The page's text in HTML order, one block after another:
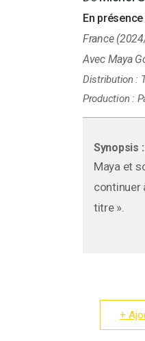
En présence
France
Maya
Distribution :
Production :
Synopsis :
Maya et
continuer
titre ».
+